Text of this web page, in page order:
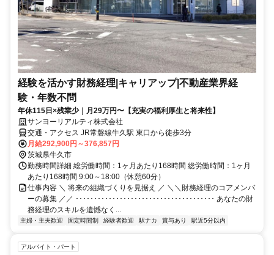
経験を活かす財務経理|キャリアップ|不動産業界経
験・年数不問
年休115日×残業少｜月29万円〜【充実の福利厚生と将来性】
サンヨーリアルティ株式会社
交通・アクセス JR常磐線牛久駅 東口から徒歩3分
月給292,900円～376,857円
茨城県牛久市
勤務時間詳細 総労働時間：1ヶ月あたり168時間 総労働時間：1ヶ月
あたり168時間 9:00～18:00（休憩60分）
仕事内容 ＼ 将来の組織づくりを見据え ／ ＼＼財務経理のコアメンバ
ーの募集 ／／ ･･････････････････････････････････････ あなたの財
務経理のスキルを遺憾なく...
主婦・主夫歓迎 固定時間制 経験者歓迎 駅ナカ 賞与あり 駅近5分以内
アルバイト・パート